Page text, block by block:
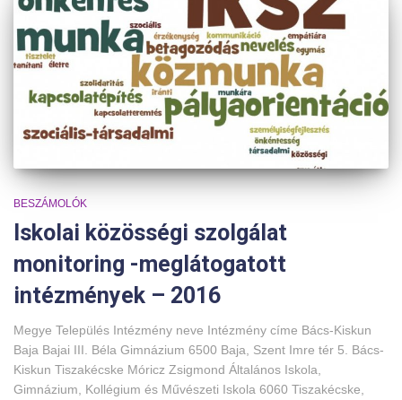
BESZÁMOLÓK
Iskolai közösségi szolgálat
monitoring -meglátogatott
intézmények – 2016
Megye Település Intézmény neve Intézmény címe Bács-Kiskun
Baja Bajai III. Béla Gimnázium 6500 Baja, Szent Imre tér 5. Bács-
Kiskun Tiszakécske Móricz Zsigmond Általános Iskola,
Gimnázium, Kollégium és Művészeti Iskola 6060 Tiszakécske,